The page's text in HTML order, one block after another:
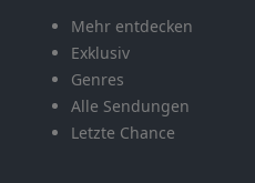
Mehr entdecken
Exklusiv
Genres
Alle Sendungen
Letzte Chance